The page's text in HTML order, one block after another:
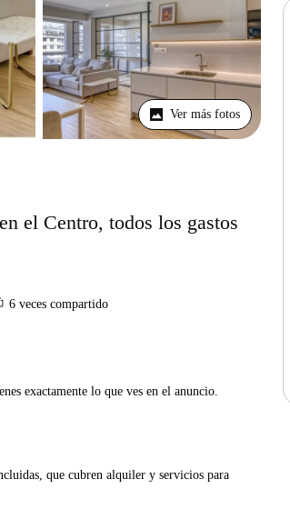
Ver más fotos
el Centro, todos los gastos
6 veces compartido
exactamente lo que ves en el anuncio.
que cubren alquiler y servicios para